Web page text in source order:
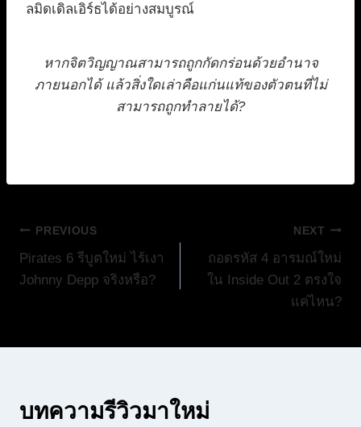
ลมิดเดิลเอิร์ธได้อย่างสมบูรณ์
หากจิตวิญญาณสามารถถูกกัดกร่อนด้วยอำนาจ
ภายนอกได้ แล้วสิ่งใดเล่าคือแก่นแท้ของตัวตนที่ไม่
สามารถถูกทำลายได้?
แนะแนว
เรื่อง
PREVIOUS
Pirates 6 รีบูตใหม่ ไร้เงา
Johnny Depp จริงหรือ?
NEXT
ถอดรหัส 4 อารมณ์ใหม่
ใน Inside Out 2 ตรงใจ
แค่ไหน?
บทความรีวิวมาใหม่